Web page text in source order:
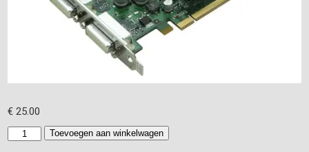
€ 25.00
VideokaartToevoegen aan winkelwagen